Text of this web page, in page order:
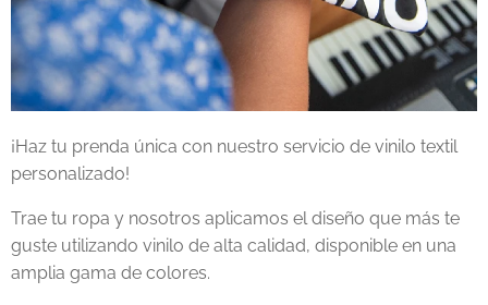
¡Haz tu prenda única con nuestro servicio de vinilo textil
personalizado!
Trae tu ropa y nosotros aplicamos el diseño que más te
guste utilizando vinilo de alta calidad, disponible en una
amplia gama de colores.